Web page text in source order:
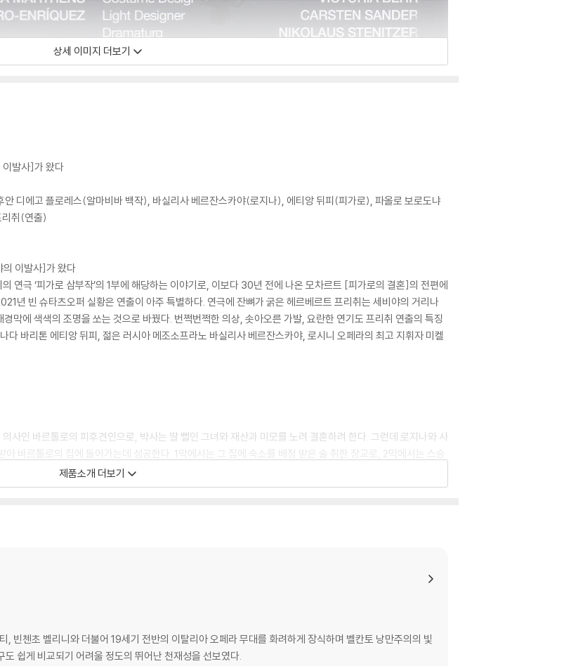
상세 이미지 더보기
이발사]가 왔다
디에고 플로레스(알마비바 백작), 바실리사 베르잔스카야(로지나), 에티앙 뒤피(피가로), 파올로 보로도냐
취(연출)
이발사]가 왔다
극 ‘피가로 삼부작’의 1부에 해당하는 이야기로, 이보다 30년 전에 나온 모차르트 [피가로의 결혼]의 전편에
년 빈 슈타츠오퍼 실황은 연출이 아주 특별하다. 연극에 잔뼈가 굵은 헤르베르트 프리취는 세비야의 거리나
막에 색색의 조명을 쏘는 것으로 바꿨다. 번쩍번쩍한 의상, 솟아오른 가발, 요란한 연기도 프리취 연출의 특징
다 바리톤 에티앙 뒤피, 젊은 러시아 메조소프라노 바실리사 베르잔스카야, 로시니 오페라의 최고 지휘자 미켈
인 바르톨로의 피후견인으로, 박사는 딸 뻘인 그녀와 재산과 미모를 노려 결혼하려 한다. 그런데 로지나와 사
바르톨로의 집에 들어가는데 성공한다. 1막에서는 그 집에 숙소를 배정 받은 술 취한 장교로, 2막에서는 스승
속여 로시나의 사랑을 얻어내려 하고, 바르톨로는 그 수하인 돈 바질리오의 도움을 받아 로지나와 결혼하려고
자이너로, 심지어 미디어 아티스트로도 활동하는 전방위 연출가다. 현대적인 연극인으로 평가되지만 난해한
지존인데, 그 출발점은 로시니 오페라였다. 화려한 미성과 아찔한 고음, 관객과 소통하는 밝은 성격으로 높
로시니 페스티벌을 통해 일찌감치 최고의 로시니 마에스트로로 떠오른 지휘자다.
제품소개 더보기
첸초 벨리니와 더불어 19세기 전반의 이탈리아 오페라 무대를 화려하게 장식하며 벨칸토 낭만주의의 빛
쉽게 비교되기 어려울 정도의 뛰어난 천재성을 선보였다.